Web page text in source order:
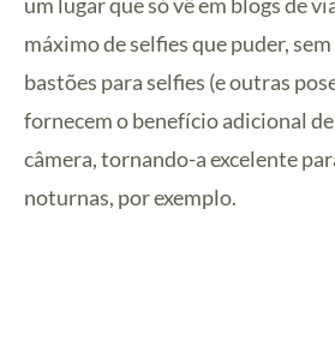
máximo de selfies que puder,
bastões para selfies (e outras
fornecem o benefício adicional
câmera, tornando-a excelente
noturnas, por exemplo.